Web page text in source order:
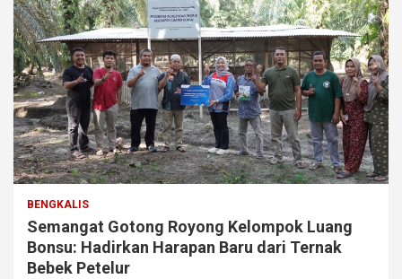
BENGKALIS
Semangat Gotong Royong Kelompok Luang
Bonsu: Hadirkan Harapan Baru dari Ternak
Bebek Petelur